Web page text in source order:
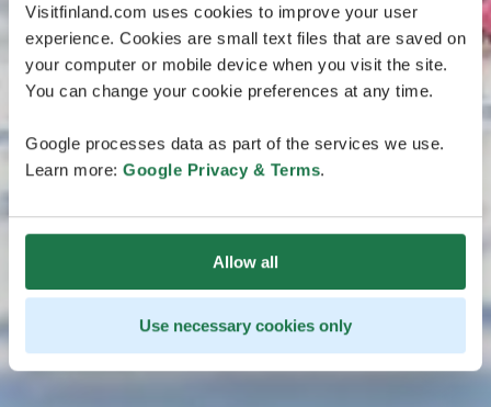
Visitfinland.com uses cookies to improve your user
experience. Cookies are small text files that are saved on
your computer or mobile device when you visit the site.
You can change your cookie preferences at any time.
Google processes data as part of the services we use.
Learn more: Google Privacy & Terms.
Allow all
Use necessary cookies only